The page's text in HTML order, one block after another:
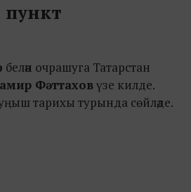
пункт
белән очрашуга Татарстан
Фәттаховүзе килде.
тарихы турында сөйләде.